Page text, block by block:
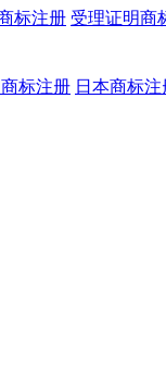
标注册 受理证明商
标注册 日本商标注